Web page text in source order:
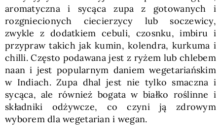
aromatyczna i sycąca zupa z gotowanych i
rozgniecionych ciecierzycy lub soczewicy,
zwykle z dodatkiem cebuli, czosnku, imbiru i
przypraw takich jak kumin, kolendra, kurkuma i
chilli. Często podawana jest z ryżem lub chlebem
naan i jest popularnym daniem wegetariańskim
w Indiach. Zupa dhal jest nie tylko smaczna i
sycąca, ale również bogata w białko roślinne i
składniki odżywcze, co czyni ją zdrowym
wyborem dla wegetarian i wegan.